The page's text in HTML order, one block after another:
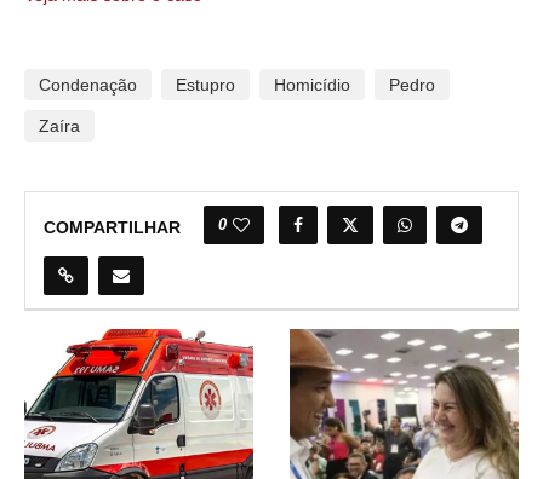
Condenação Estupro Homicídio Pedro
Zaíra
COMPARTILHAR 0